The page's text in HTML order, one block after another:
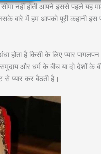
नहीं होती आपने इससे पहले यह
बारे में हम आपको पूरी कहानी इस
होता है किसी के लिए प्यार
और धर्म के बीच या दो देशों के
से प्यार कर बैठती है।